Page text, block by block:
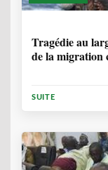
Tragédie au
de la migration
SUITE